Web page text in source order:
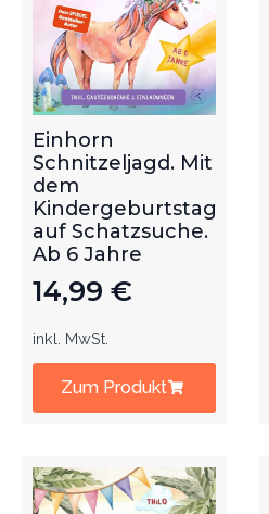
Einhorn
Schnitzeljagd. Mit
dem
Kindergeburtstag
auf Schatzsuche.
Ab 6 Jahre
14,99 €
inkl. MwSt.
Zum Produkt